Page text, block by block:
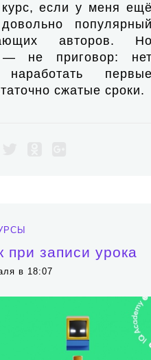
если у меня
авторов.
— не приговор:
сжатые сроки.
записи урока
в 18:07